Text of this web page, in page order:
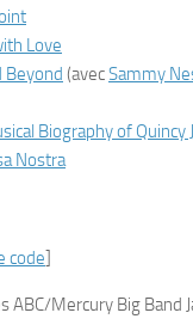
Love
Beyond (avecSammy
Biography of Quincy
Nostra
code]
ABC/Mercury Big Band